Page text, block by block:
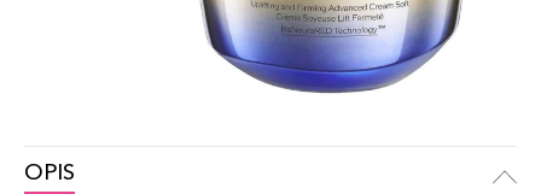
OPIS